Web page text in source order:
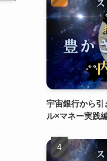
宇宙銀行から引
ル×マネー実践